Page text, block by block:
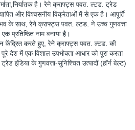
है। रेने क्राफ्ट्स पवत. ल्टड. ट्रेड
और विश्वसनीय विक्रेताओं में से एक है। आपूर्ति
के साथ, रेने क्राफ्ट्स पवत. ल्टड. ने उच्च गुणवत्ता
प्रतिष्ठित नाम बनाया है।
केंद्रित करते हुए, रेने क्राफ्ट्स पवत. ल्टड. की
देश में एक विशाल उपभोक्ता आधार को पूरा करता
इंडिया के गुणवत्ता-सुनिश्चित उत्पादों (हॉर्न बेल्ट)